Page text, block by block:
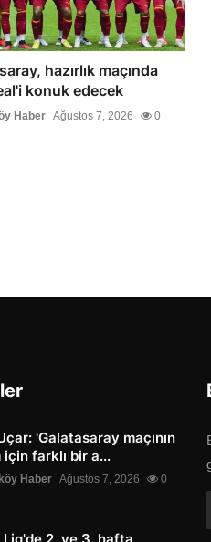
hazırlık maçında
konuk edecek
Haber Ağustos 7, 2026 0
'Galatasaray maçının
için farklı bir a...
Haber Ağustos 7, 2026 0